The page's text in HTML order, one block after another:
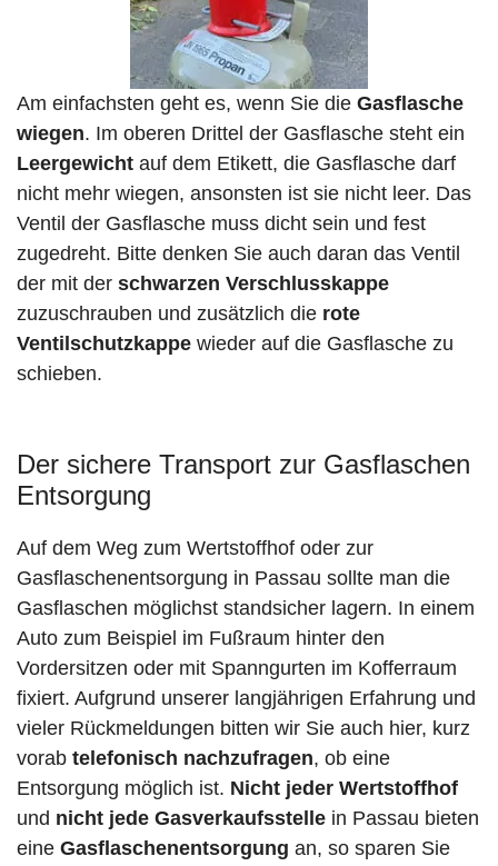
Am einfachsten geht es, wenn Sie die Gasflasche
wiegen. Im oberen Drittel der Gasflasche steht ein
Leergewicht auf dem Etikett, die Gasflasche darf
nicht mehr wiegen, ansonsten ist sie nicht leer. Das
Ventil der Gasflasche muss dicht sein und fest
zugedreht. Bitte denken Sie auch daran das Ventil
der mit der schwarzen Verschlusskappe
zuzuschrauben und zusätzlich die rote
Ventilschutzkappe wieder auf die Gasflasche zu
schieben.
Der sichere Transport zur Gasflaschen
Entsorgung
Auf dem Weg zum Wertstoffhof oder zur
Gasflaschenentsorgung in Passau sollte man die
Gasflaschen möglichst standsicher lagern. In einem
Auto zum Beispiel im Fußraum hinter den
Vordersitzen oder mit Spanngurten im Kofferraum
fixiert. Aufgrund unserer langjährigen Erfahrung und
vieler Rückmeldungen bitten wir Sie auch hier, kurz
vorab telefonisch nachzufragen, ob eine
Entsorgung möglich ist. Nicht jeder Wertstoffhof
und nicht jede Gasverkaufsstelle in Passau bieten
eine Gasflaschenentsorgung an, so sparen Sie